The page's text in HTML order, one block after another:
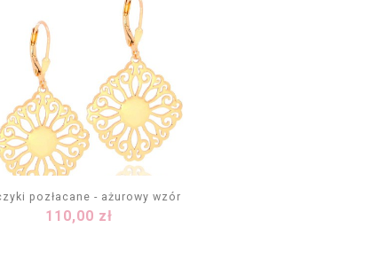
pozłacane - ażurowy wzór
Cena
110,00 zł
DODAJ DO KOSZYKA